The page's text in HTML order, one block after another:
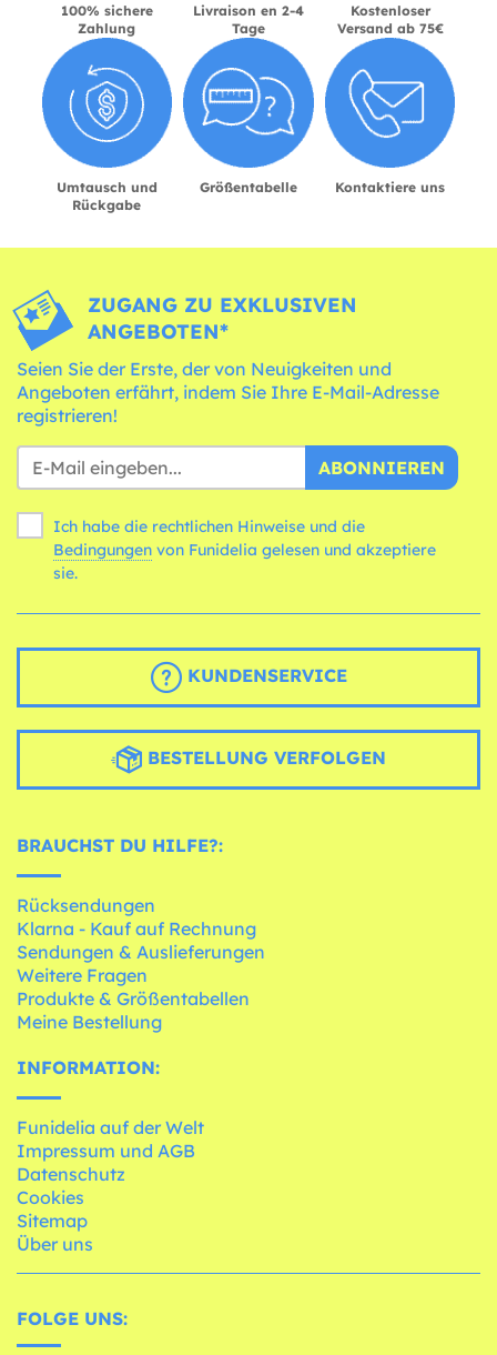
100% sichere
Zahlung
Livraison en 2-4
Tage
Kostenloser
Versand ab 75€
Umtausch und
Rückgabe
Größentabelle Kontaktiere uns
ZUGANG ZU EXKLUSIVEN
ANGEBOTEN*
Seien Sie der Erste, der von Neuigkeiten und
Angeboten erfährt, indem Sie Ihre E-Mail-Adresse
registrieren!
ABONNIEREN
Ich habe die rechtlichen Hinweise und die
Bedingungen
sie.
KUNDENSERVICE
BESTELLUNG VERFOLGEN
BRAUCHST DU HILFE?:
Rücksendungen
Klarna - Kauf auf Rechnung
Sendungen & Auslieferungen
Weitere Fragen
Produkte & Größentabellen
Meine Bestellung
INFORMATION:
Funidelia auf der Welt
Impressum und AGB
Datenschutz
Cookies
Sitemap
Über uns
FOLGE UNS: